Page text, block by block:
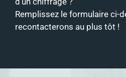
Remplissez le formulaire ci-
recontacterons au plus tôt !